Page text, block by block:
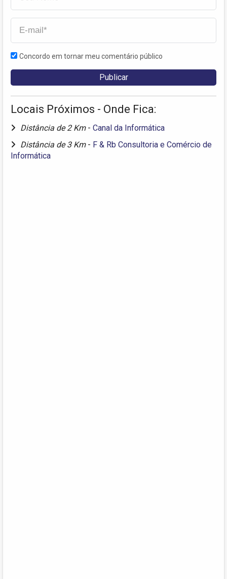
Concordo em tornar meu comentário público
Locais Próximos - Onde Fica:
Distância de 2 Km - Canal da Informática
Distância de 3 Km - F & Rb Consultoria e Comércio de
Informática